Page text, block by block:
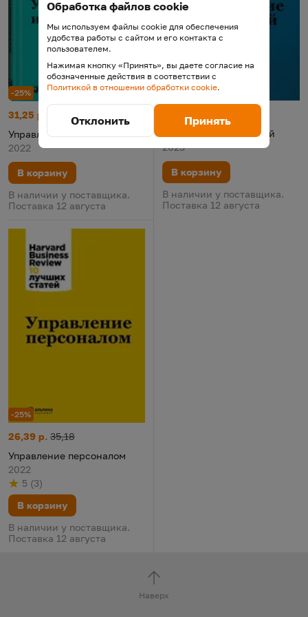
-25%
Управление изменениями
Цена:
31,25 р.
Старая цена:41,66
Управление изменениями
2022
В корзину
В наличии у поставщика.
Поставка 12 августа
-25%
Управление компанией
2023
В корзину
В наличии у поставщика.
Поставка 12 августа
-25%
Управление персоналом
Цена:
26,39 р.
Старая цена:
35,18
Управление персоналом
2022
Рейтинг
5
из 5 (
по результату
3
голосов)
В корзину
В наличии у поставщика.
Поставка 12 августа
Наверх
Обработка файлов cookie
Мы используем файлы cookie для обеспечения
удобства работы с сайтом и его контакта с
пользователем.
Нажимая кнопку «Принять», вы даете согласие на
обозначенные действия в соответствии с
Политикой в отношении обработки cookie.
Отклонить Принять